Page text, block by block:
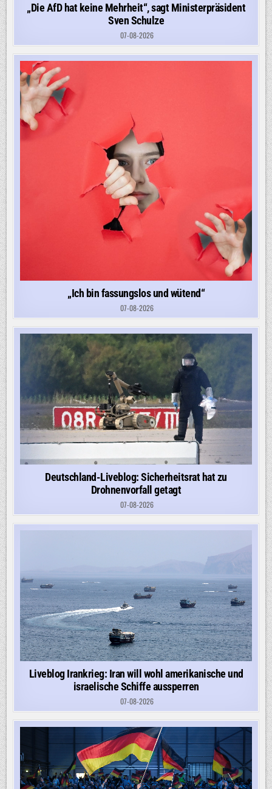
„Die AfD hat keine Mehrheit“, sagt Ministerpräsident
Sven Schulze
07-08-2026
„Ich bin fassungslos und wütend“
07-08-2026
Deutschland-Liveblog: Sicherheitsrat hat zu
Drohnenvorfall getagt
07-08-2026
Liveblog Irankrieg: Iran will wohl amerikanische und
israelische Schiffe aussperren
07-08-2026